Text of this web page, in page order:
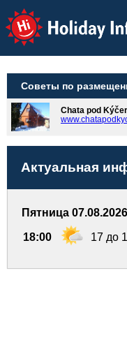
Holiday Info
Советы по
Chata pod
Актуальная
Пятница
18:00 17 до